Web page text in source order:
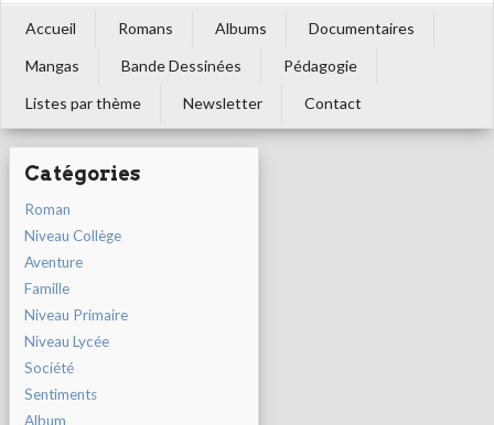
Accueil Romans Albums
Documentaires
Mangas
Bande Dessinées
Pédagogie
Listes par thème
Newsletter Contact
Catégories
Roman
Niveau Collège
Aventure
Famille
Niveau Primaire
Niveau Lycée
Société
Sentiments
Album